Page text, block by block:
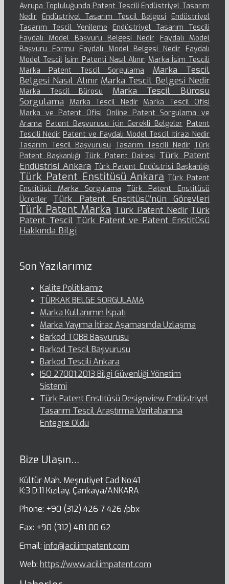
Avrupa Topluluğunda Patent Tescili Endüstriyel Tasarım
Nedir Endüstriyel Tasarım Tescil Belgesi
Endüstriyel
Tasarım Tescil Yenileme
Endüstriyel Tasarım Tescili
Faydalı Model Başvuru Belgesi Nedir
Faydalı Model
Başvuru Formu
Faydalı Model Belgesi Nedir Faydalı
Model Tescil İsim Patenti Nasıl Alınır Marka İsim Tescili
Marka Patent Tescil Sorgulama
Marka Tescil
Belgesi Nasıl Alınır Marka Tescil Belgesi Nedir
Marka Tescil Bürosu
Marka Tescil Bürosu
Sorgulama
Marka Tescil Nedir Marka Tescil Ofisi
Marka ve Patent Ofisi Online Patent Sorgulama ve
Arama Patent Başvurusu için Gerekli Belgeler Patent
Tescili Nedir Patent ve Faydalı Model Tescil İtirazı Nedir
Tasarım Tescil Başvurusu Tasarım Tescili Nedir Türk
Patent Başkanlığı Türk Patent Dairesi Türk Patent
Endüstrisi Ankara Türk Patent Endüstrisi Başkanlığı
Türk Patent Enstitüsü Ankara Türk Patent
Enstitüsü Marka Sorgulama
Türk Patent Enstitüsü
Ücretler
Türk Patent Enstitüsü’nün Görevleri
Türk Patent Marka Türk Patent Nedir Türk
Patent Tescil Türk Patent ve Patent Enstitüsü
Hakkında Bilgi
Son Yazılarımız
Kalite Politikamız
TÜRKAK BELGE SORGULAMA
Marka Kullanımın İspatı
Marka Yayıma İtiraz Aşamasında Uzlaşma
Barkod TOBB Başvurusu
Barkod Tescil Başvurusu
Barkod Tescili Ankara
ISO 27001:2013 Bilgi Güvenliği Yönetim
Sistemi
Türk Patent Enstitüsü Designview Endüstriyel
Tasarım Tescil Araştırma Veritabanına
Entegre Oldu
Bize Ulaşın…
Kültür Mah. Meşrutiyet Cad No:41
K:3 D:11 Kızılay, Çankaya/ANKARA
Phone: +90 (312) 426 7 426 /pbx
Fax: +90 (312) 481 00 62
Email: info@acilimpatent.com
Web: https://www.acilimpatent.com